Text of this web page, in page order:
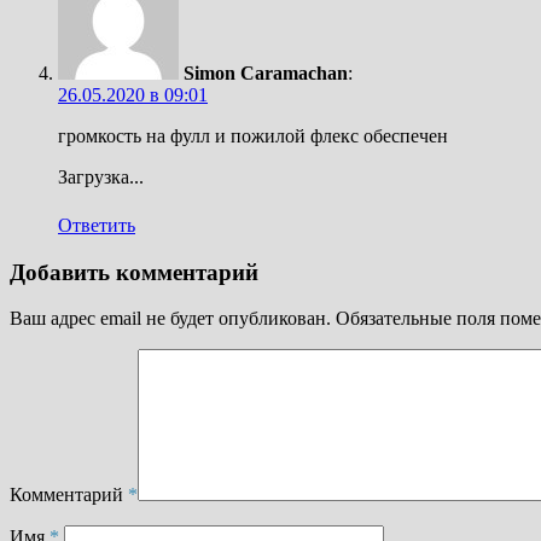
Simon Caramachan:
26.05.2020 в 09:01
громкость на фулл и пожилой флекс обеспечен
Загрузка...
Ответить
Добавить комментарий
Ваш адрес email не будет опубликован. Обязательные поля
Комментарий *